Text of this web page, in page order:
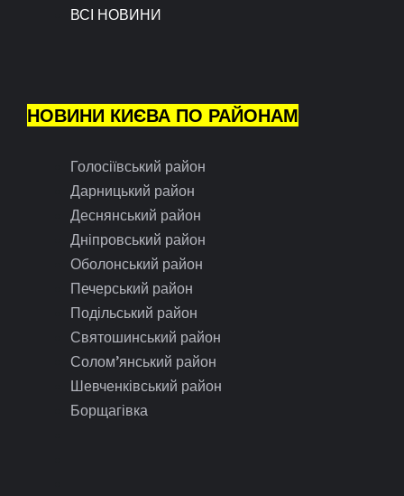
ВСІ НОВИНИ
НОВИНИ КИЄВА ПО РАЙОНАМ
Голосіївський район
Дарницький район
Деснянський район
Дніпровський район
Оболонський район
Печерський район
Подільський район
Святошинський район
Солом’янський район
Шевченківський район
Борщагівка